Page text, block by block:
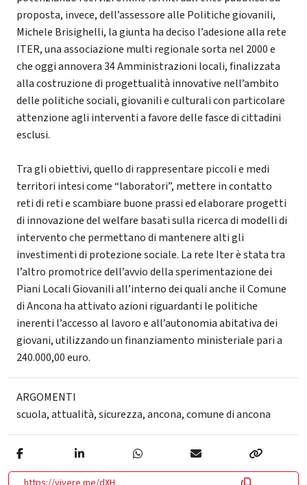
proposta, invece, dell’assessore alle Politiche giovanili,
Michele Brisighelli, la giunta ha deciso l’adesione alla rete
ITER, una associazione multi regionale sorta nel 2000 e
che oggi annovera 34 Amministrazioni locali, finalizzata
alla costruzione di progettualità innovative nell’ambito
delle politiche sociali, giovanili e culturali con particolare
attenzione agli interventi a favore delle fasce di cittadini
esclusi.
Tra gli obiettivi, quello di rappresentare piccoli e medi
territori intesi come “laboratori”, mettere in contatto
reti di reti e scambiare buone prassi ed elaborare progetti
di innovazione del welfare basati sulla ricerca di modelli di
intervento che permettano di mantenere alti gli
investimenti di protezione sociale. La rete Iter è stata tra
l’altro promotrice dell’avvio della sperimentazione dei
Piani Locali Giovanili all’interno dei quali anche il Comune
di Ancona ha attivato azioni riguardanti le politiche
inerenti l’accesso al lavoro e all’autonomia abitativa dei
giovani, utilizzando un finanziamento ministeriale pari a
240.000,00 euro.
ARGOMENTI
scuola,attualità,sicurezza,ancona,comune di ancona